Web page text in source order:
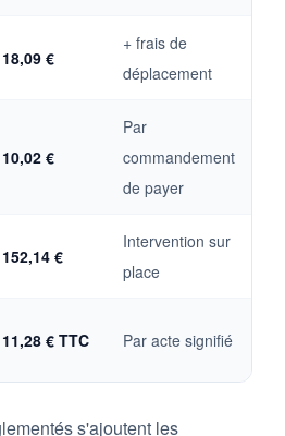
18,09 €
+ frais de
déplacement
10,02 €
Par
commandement
de payer
152,14 €
Intervention sur
place
11,28 € TTC Par acte signifié
s'ajoutent les